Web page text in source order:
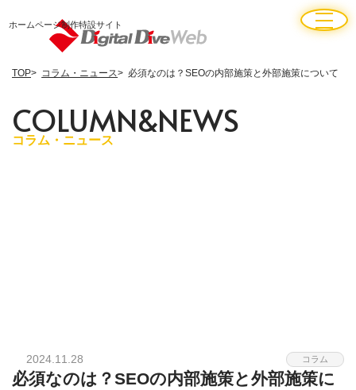
ホームページ制作特設サイト
TOP コラム・ニュース 必須なのは？SEOの内部施策と外部施策について
COLUMN&NEWS
コラム・ニュース
2024.11.28 コラム
必須なのは？SEOの内部施策と外部施策に